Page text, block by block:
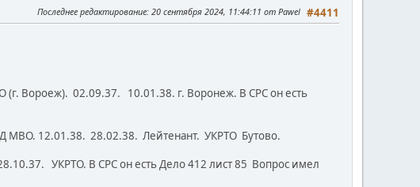
#4411
Последнее редактирование: 20 сентября 2024, 11:44:11 от Pawel
(г. Вороеж). 02.09.37. 10.01.38. г. Воронеж. В СРС он есть
МВО. 12.01.38. 28.02.38. Лейтенант. УКРТО Бутово.
УКРТО. В СРС он есть Дело 412 лист 85 Вопрос имел